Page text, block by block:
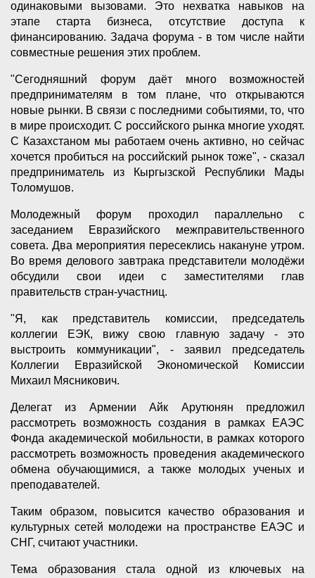
одинаковыми вызовами. Это нехватка навыков на
этапе старта бизнеса, отсутствие доступа к
финансированию. Задача форума - в том числе найти
совместные решения этих проблем.
"Сегодняшний форум даёт много возможностей
предпринимателям в том плане, что открываются
новые рынки. В связи с последними событиями, то, что
в мире происходит. С российского рынка многие уходят.
С Казахстаном мы работаем очень активно, но сейчас
хочется пробиться на российский рынок тоже", - сказал
предприниматель из Кыргызской Республики Мады
Толомушов.
Молодежный форум проходил параллельно с
заседанием Евразийского межправительственного
совета. Два мероприятия пересеклись накануне утром.
Во время делового завтрака представители молодёжи
обсудили свои идеи с заместителями глав
правительств стран-участниц.
"Я, как представитель комиссии, председатель
коллегии ЕЭК, вижу свою главную задачу - это
выстроить коммуникации", - заявил председатель
Коллегии Евразийской Экономической Комиссии
Михаил Мясникович.
Делегат из Армении Айк Арутюнян предложил
рассмотреть возможность создания в рамках ЕАЭС
Фонда академической мобильности, в рамках которого
рассмотреть возможность проведения академического
обмена обучающимися, а также молодых ученых и
преподавателей.
Таким образом, повысится качество образования и
культурных сетей молодежи на пространстве ЕАЭС и
СНГ, считают участники.
Тема образования стала одной из ключевых на